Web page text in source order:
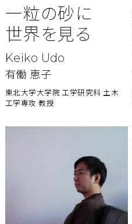
一粒の砂に
世界を見る
Keiko Udo
有働 恵子
東北大学大学院 工学研究科 土木
工学専攻 教授